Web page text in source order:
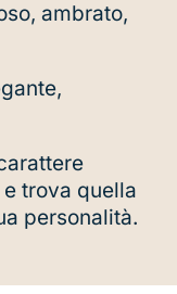
ambrato,
trova quella
personalità.